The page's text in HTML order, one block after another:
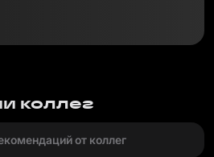
коллег
от коллег